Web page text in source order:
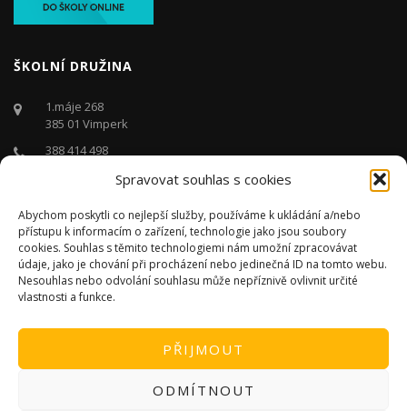
Spravovat souhlas s cookies
Abychom poskytli co nejlepší služby, používáme k ukládání a/nebo
přístupu k informacím o zařízení, technologie jako jsou soubory
cookies. Souhlas s těmito technologiemi nám umožní zpracovávat
údaje, jako je chování při procházení nebo jedinečná ID na tomto webu.
Nesouhlas nebo odvolání souhlasu může nepříznivě ovlivnit určité
vlastnosti a funkce.
PŘIJMOUT
ODMÍTNOUT
ŠKOLNÍ DRUŽINA
1.máje 268
385 01 Vimperk
388 414 498
druzina@zstgmvimperk.cz
Po - Pá: 06.00 - 16:00 hodin